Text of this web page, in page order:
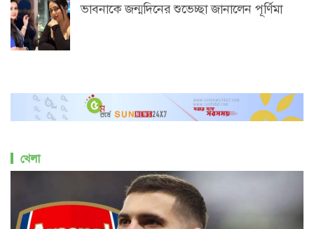
ভাবনাকে জন্মদিনের শুভেচ্ছা জানালেন পূর্ণিমা
খেলা